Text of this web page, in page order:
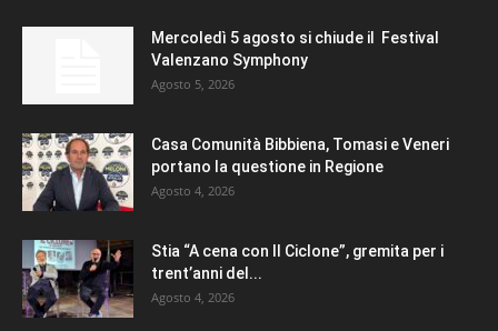
Mercoledì 5 agosto si chiude il Festival
Valenzano Symphony
Agosto 5, 2026
Casa Comunità Bibbiena, Tomasi e Veneri
portano la questione in Regione
Agosto 4, 2026
Stia “A cena con Il Ciclone”, gremita per i
trent’anni del...
Agosto 4, 2026